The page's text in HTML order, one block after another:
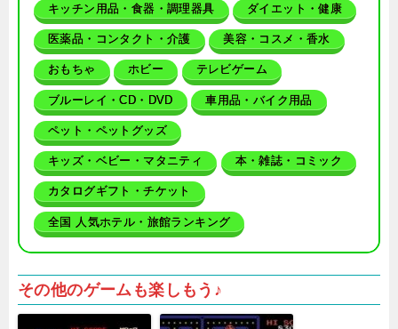
キッチン用品・食器・調理器具 ダイエット・健康
医薬品・コンタクト・介護 美容・コスメ・香水
おもちゃ ホビー テレビゲーム
ブルーレイ・CD・DVD 車用品・バイク用品
ペット・ペットグッズ
キッズ・ベビー・マタニティ 本・雑誌・コミック
カタログギフト・チケット
全国 人気ホテル・旅館ランキング
その他のゲームも楽しもう♪